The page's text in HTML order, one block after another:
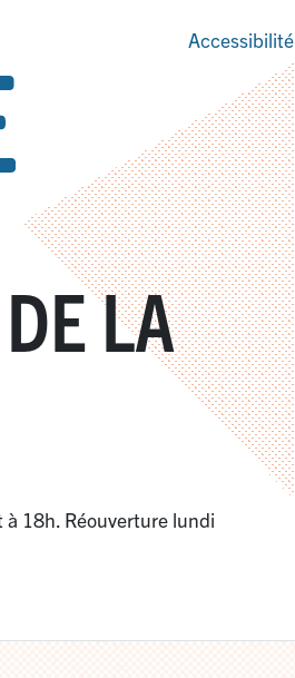
Accessibilité
LA
18h. Réouverture lundi